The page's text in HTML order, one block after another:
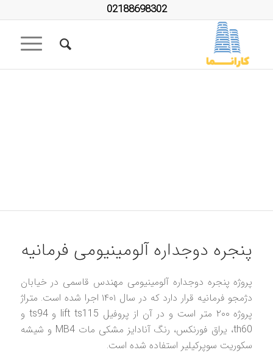
02188698302
پنجره دوجداره
آلومینیومی فرمانیه
پنجره دوجداره آلومینیومی فرمانیه
پروژه پنجره دوجداره آلومینیومی مهندس قاسمی در خیابان
دژمجو فرمانیه قرار دارد که در سال ۱۴۰۱ اجرا شده است. متراژ
پروژه ۲۰۰ متر است و در آن از پروفیل lift ts115 و ts94 و
th60، یراق فورنکس، رنگ آنادایز مشکی مات MB4 و شیشه
سکوریت سوپرکیلیر استفاده شده است.